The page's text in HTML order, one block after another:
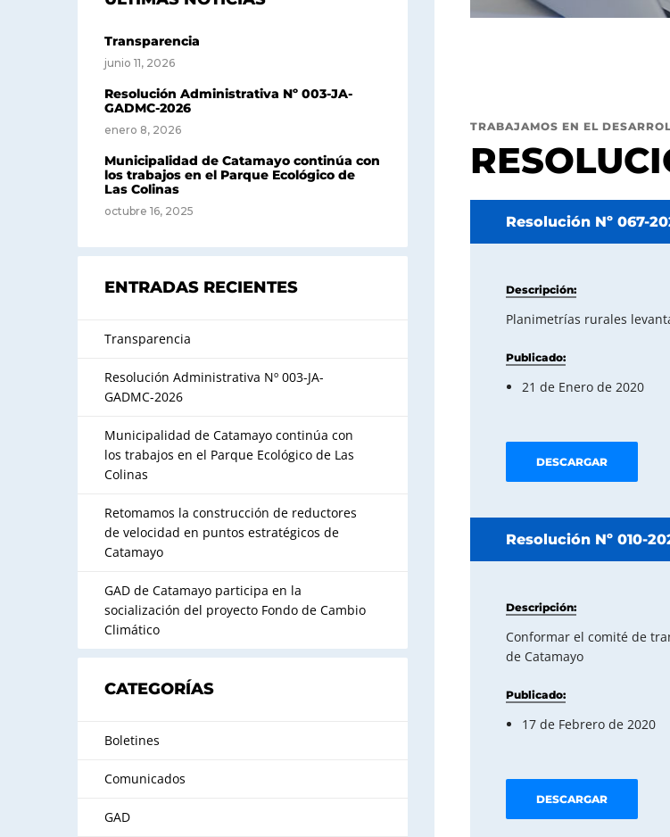
TRABAJAMOS EN EL
Resolución Nº 067-
Descripción:
Planimetrías rurales
Publicado:
21 de Enero de 2020
DESCARGAR
Resolución Nº 010-
Descripción:
Conformar el comité de
de Catamayo
Publicado:
17 de Febrero de 2020
DESCARGAR
Transparencia
junio 11, 2026
Resolución Administrativa Nº 003-JA-
GADMC-2026
enero 8, 2026
Municipalidad de Catamayo continúa con
los trabajos en el Parque Ecológico de
Las Colinas
octubre 16, 2025
ENTRADAS RECIENTES
Transparencia
Resolución Administrativa Nº 003-JA-
GADMC-2026
Municipalidad de Catamayo continúa con
los trabajos en el Parque Ecológico de Las
Colinas
Retomamos la construcción de reductores
de velocidad en puntos estratégicos de
Catamayo
GAD de Catamayo participa en la
socialización del proyecto Fondo de Cambio
Climático
CATEGORÍAS
Boletines
Comunicados
GAD